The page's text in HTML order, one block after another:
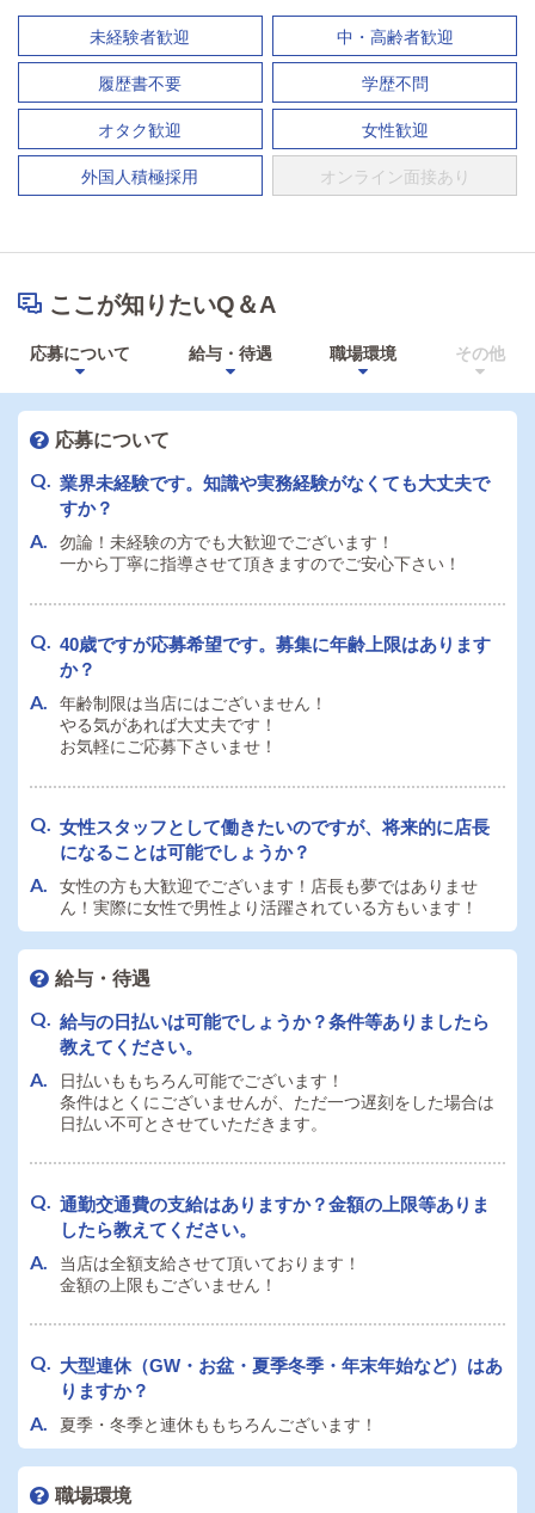
未経験者歓迎 中・高齢者歓迎
履歴書不要 学歴不問
オタク歓迎 女性歓迎
外国人積極採用 オンライン面接あり
ここが知りたいQ＆A
応募について 給与・待遇 職場環境 その他
応募について
業界未経験です。知識や実務経験がなくても大丈夫で
すか？
勿論！未経験の方でも大歓迎でございます！
一から丁寧に指導させて頂きますのでご安心下さい！
40歳ですが応募希望です。募集に年齢上限はあります
か？
年齢制限は当店にはございません！
やる気があれば大丈夫です！
お気軽にご応募下さいませ！
女性スタッフとして働きたいのですが、将来的に店長
になることは可能でしょうか？
女性の方も大歓迎でございます！店長も夢ではありませ
ん！実際に女性で男性より活躍されている方もいます！
給与・待遇
給与の日払いは可能でしょうか？条件等ありましたら
教えてください。
日払いももちろん可能でございます！
条件はとくにございませんが、ただ一つ遅刻をした場合は
日払い不可とさせていただきます。
通勤交通費の支給はありますか？金額の上限等ありま
したら教えてください。
当店は全額支給させて頂いております！
金額の上限もございません！
大型連休（GW・お盆・夏季冬季・年末年始など）はあ
りますか？
夏季・冬季と連休ももちろんございます！
職場環境